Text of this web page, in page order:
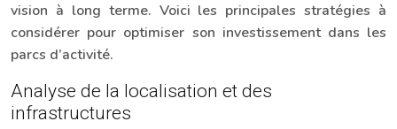
vision à long terme. Voici les principales stratégies à
considérer pour optimiser son investissement dans les
parcs d’activité.
Analyse de la localisation et des
infrastructures